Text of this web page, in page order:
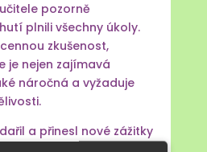
pozorně
plnili všechny úkoly.
zkušenost,
je nejen zajímavá
náročná a vyžaduje
a přinesl nové zážitky